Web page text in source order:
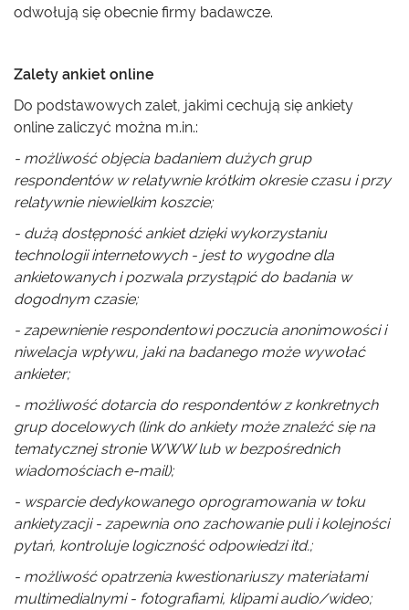
odwołują się obecnie firmy badawcze.
Zalety ankiet online
Do podstawowych zalet, jakimi cechują się ankiety
online zaliczyć można m.in.:
- możliwość objęcia badaniem dużych grup
respondentów w relatywnie krótkim okresie czasu i przy
relatywnie niewielkim koszcie;
- dużą dostępność ankiet dzięki wykorzystaniu
technologii internetowych - jest to wygodne dla
ankietowanych i pozwala przystąpić do badania w
dogodnym czasie;
- zapewnienie respondentowi poczucia anonimowości i
niwelacja wpływu, jaki na badanego może wywołać
ankieter;
- możliwość dotarcia do respondentów z konkretnych
grup docelowych (link do ankiety może znaleźć się na
tematycznej stronie WWW lub w bezpośrednich
wiadomościach e-mail);
- wsparcie dedykowanego oprogramowania w toku
ankietyzacji - zapewnia ono zachowanie puli i kolejności
pytań, kontroluje logiczność odpowiedzi itd.;
- możliwość opatrzenia kwestionariuszy materiałami
multimedialnymi - fotografiami, klipami audio/wideo;